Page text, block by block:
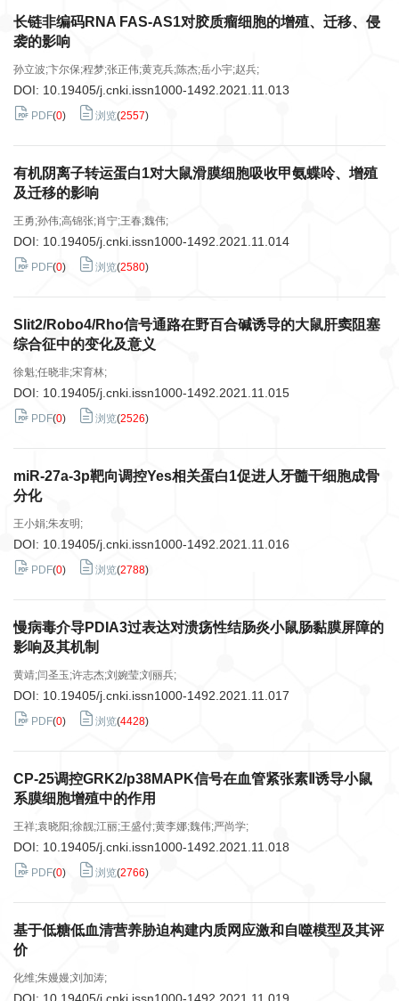
长链非编码RNA FAS-AS1对胶质瘤细胞的增殖、迁移、侵
袭的影响
孙立波;卞尔保;程梦;张正伟;黄克兵;陈杰;岳小宇;赵兵;
DOI: 10.19405/j.cnki.issn1000-1492.2021.11.013
PDF(0) 浏览(2557)
有机阴离子转运蛋白1对大鼠滑膜细胞吸收甲氨蝶呤、增殖
及迁移的影响
王勇;孙伟;高锦张;肖宁;王春;魏伟;
DOI: 10.19405/j.cnki.issn1000-1492.2021.11.014
PDF(0) 浏览(2580)
Slit2/Robo4/Rho信号通路在野百合碱诱导的大鼠肝窦阻塞
综合征中的变化及意义
徐魁;任晓非;宋育林;
DOI: 10.19405/j.cnki.issn1000-1492.2021.11.015
PDF(0) 浏览(2526)
miR-27a-3p靶向调控Yes相关蛋白1促进人牙髓干细胞成骨
分化
王小娟;朱友明;
DOI: 10.19405/j.cnki.issn1000-1492.2021.11.016
PDF(0) 浏览(2788)
慢病毒介导PDIA3过表达对溃疡性结肠炎小鼠肠黏膜屏障的
影响及其机制
黄靖;闫圣玉;许志杰;刘婉莹;刘丽兵;
DOI: 10.19405/j.cnki.issn1000-1492.2021.11.017
PDF(0) 浏览(4428)
CP-25调控GRK2/p38MAPK信号在血管紧张素Ⅱ诱导小鼠
系膜细胞增殖中的作用
王祥;袁晓阳;徐靓;江丽;王盛付;黄李娜;魏伟;严尚学;
DOI: 10.19405/j.cnki.issn1000-1492.2021.11.018
PDF(0) 浏览(2766)
基于低糖低血清营养胁迫构建内质网应激和自噬模型及其评
价
化维;朱嫚嫚;刘加涛;